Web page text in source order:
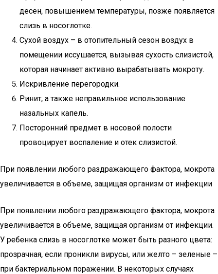
десен, повышением температуры, позже появляется
слизь в носоглотке.
Сухой воздух – в отопительный сезон воздух в
помещении иссушается, вызывая сухость слизистой,
которая начинает активно вырабатывать мокроту.
Искривление перегородки.
Ринит, а также неправильное использование
назальных капель.
Посторонний предмет в носовой полости
провоцирует воспаление и отек слизистой.
При появлении любого раздражающего фактора, мокрота
увеличивается в объеме, защищая организм от инфекции
При появлении любого раздражающего фактора, мокрота
увеличивается в объеме, защищая организм от инфекции.
У ребенка слизь в носоглотке может быть разного цвета:
прозрачная, если проникли вирусы, или желто – зеленые –
при бактериальном поражении. В некоторых случаях